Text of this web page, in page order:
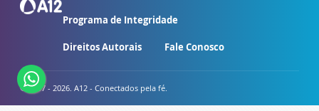
Programa de Integridade
Direitos Autorais Fale Conosco
© 2007 - 2026. A12 - Conectados pela fé.